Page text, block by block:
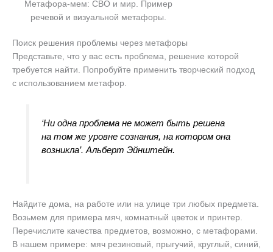
Метафора-мем: СВО и мир. Пример
речевой и визуальной метафоры.
Поиск решения проблемы через метафоры
Представьте, что у вас есть проблема, решение которой
требуется найти. Попробуйте применить творческий подход
с использованием метафор.
‘Ни одна проблема не может быть решена
на том же уровне сознания, на котором она
возникла’. Альберт Эйнштейн.
Найдите дома, на работе или на улице три любых предмета.
Возьмем для примера мяч, комнатный цветок и принтер.
Перечислите качества предметов, возможно, с метафорами.
В нашем примере: мяч резиновый, прыгучий, круглый, синий,